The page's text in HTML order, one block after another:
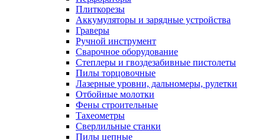
Плиткорезы
Аккумуляторы и зарядные устройства
Граверы
Ручной инструмент
Сварочное оборудование
Степлеры и гвоздезабивные пистолеты
Пилы торцовочные
Лазерные уровни, дальномеры, рулетки
Отбойные молотки
Фены строительные
Тахеометры
Сверлильные станки
Пилы цепные